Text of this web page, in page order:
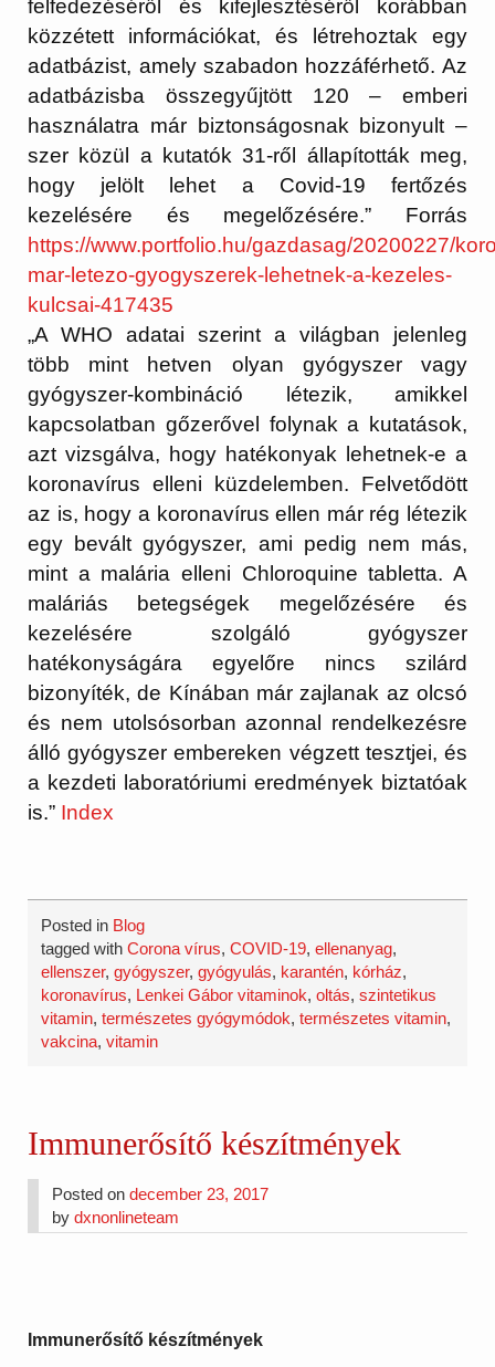
felfedezéséről és kifejlesztéséről korábban
közzétett információkat, és létrehoztak egy
adatbázist, amely szabadon hozzáférhető. Az
adatbázisba összegyűjtött 120 – emberi
használatra már biztonságosnak bizonyult –
szer közül a kutatók 31-ről állapították meg,
hogy jelölt lehet a Covid-19 fertőzés
kezelésére és megelőzésére.” Forrás
https://www.portfolio.hu/gazdasag/20200227/
mar-letezo-gyogyszerek-lehetnek-a-kezeles-
kulcsai-417435
„A WHO adatai szerint a világban jelenleg
több mint hetven olyan gyógyszer vagy
gyógyszer-kombináció létezik, amikkel
kapcsolatban gőzerővel folynak a kutatások,
azt vizsgálva, hogy hatékonyak lehetnek-e a
koronavírus elleni küzdelemben. Felvetődött
az is, hogy a koronavírus ellen már rég létezik
egy bevált gyógyszer, ami pedig nem más,
mint a malária elleni Chloroquine tabletta. A
maláriás betegségek megelőzésére és
kezelésére szolgáló gyógyszer
hatékonyságára egyelőre nincs szilárd
bizonyíték, de Kínában már zajlanak az olcsó
és nem utolsósorban azonnal rendelkezésre
álló gyógyszer embereken végzett tesztjei, és
a kezdeti laboratóriumi eredmények biztatóak
is.” Index
Posted in Blog
tagged withCorona vírus,COVID-19,ellenanyag,
ellenszer,gyógyszer,gyógyulás, karantén, kórház,
koronavírus, Lenkei Gábor vitaminok,oltás,szintetikus
vitamin,természetes gyógymódok,természetes vitamin,
vakcina,vitamin
Immunerősítő készítmények
Posted ondecember 23, 2017
bydxnonlineteam
Immunerősítő készítmények